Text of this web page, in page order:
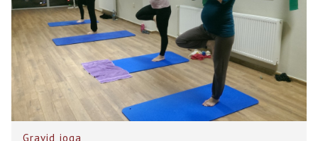
Gravid joga